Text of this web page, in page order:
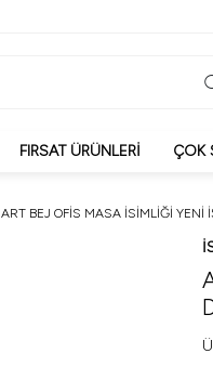
FIRSAT ÜRÜNLERI ÇOK
ART BEJ OFIS MASA İSIMLIĞI YENI